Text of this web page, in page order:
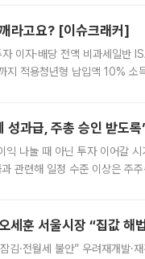
라고요? [이슈크래커]
이자·배당 전액 비과세일반
지 적용청년형 납입액 10% 소
성과급, 주총 승인 받도
익 나눌 때 아닌 투자 이어갈
관련해 일정 수준 이상은 주
세훈 서울시장 “집값 해
김·전월세 불안” 우려재개발·